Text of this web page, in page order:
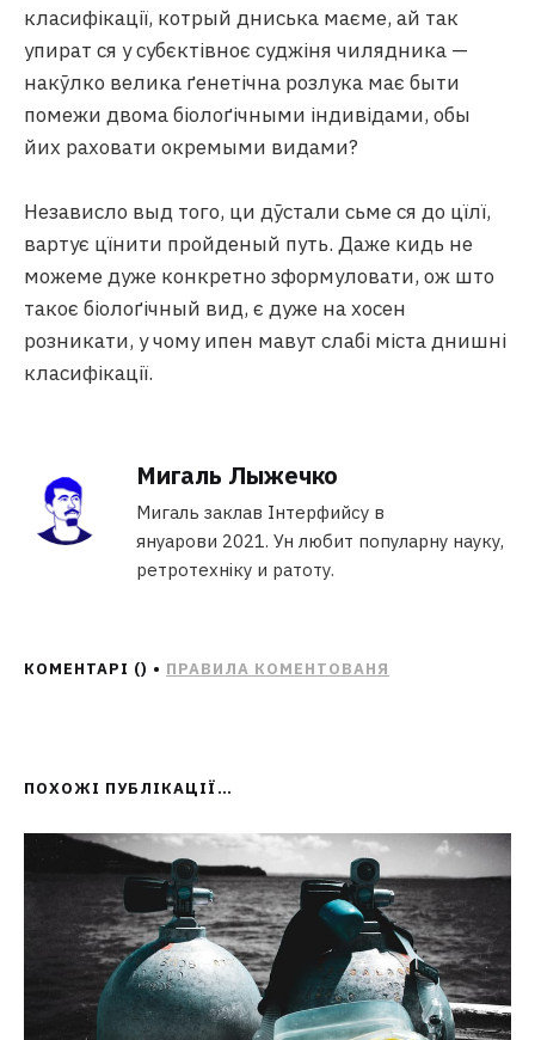
класифікації, котрый дниська маєме, ай так
упират ся у субєктівноє суджіня чилядника —
накӯлко велика ґенетічна розлука має быти
помежи двома біолоґічными індивідами, обы
йих раховати окремыми видами?
Независло выд того, ци дӯстали сьме ся до цїлї,
вартує цїнити пройденый путь. Даже кидь не
можеме дуже конкретно зформуловати, ож што
такоє біолоґічный вид, є дуже на хосен
розникати, у чому ипен мавут слабі міста днишні
класифікації.
Мигаль Лыжечко
Мигаль заклав Інтерфийсу в
януарови 2021. Ун любит популарну науку,
ретротехніку и ратоту.
КОМЕНТАРІ () • ПРАВИЛА КОМЕНТОВАНЯ
ПОХОЖІ ПУБЛІКАЦІЇ…